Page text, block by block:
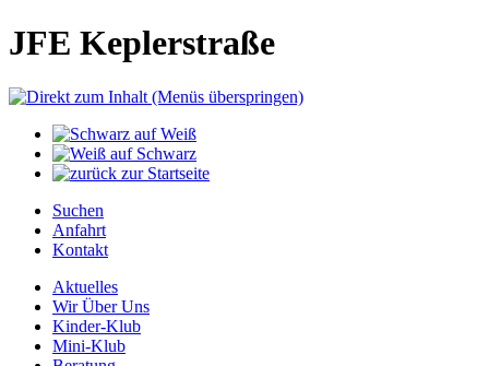
JFE Keplerstraße
Suchen
Anfahrt
Kontakt
Aktuelles
Wir Über Uns
Kinder-Klub
Mini-Klub